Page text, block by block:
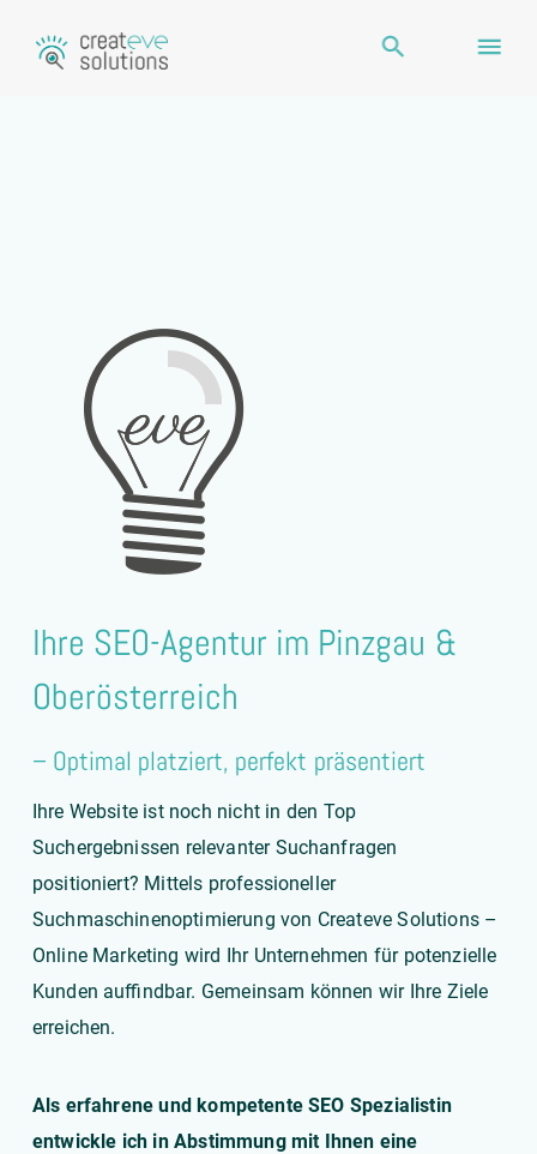
Ihre SEO-Agentur im Pinzgau &
Oberösterreich
– Optimal platziert, perfekt präsentiert
Ihre Website ist noch nicht in den Top
Suchergebnissen relevanter Suchanfragen
positioniert? Mittels professioneller
Suchmaschinenoptimierung von Createve Solutions –
Online Marketing wird Ihr Unternehmen für potenzielle
Kunden auffindbar. Gemeinsam können wir Ihre Ziele
erreichen.
Als erfahrene und kompetente SEO Spezialistin
entwickle ich in Abstimmung mit Ihnen eine